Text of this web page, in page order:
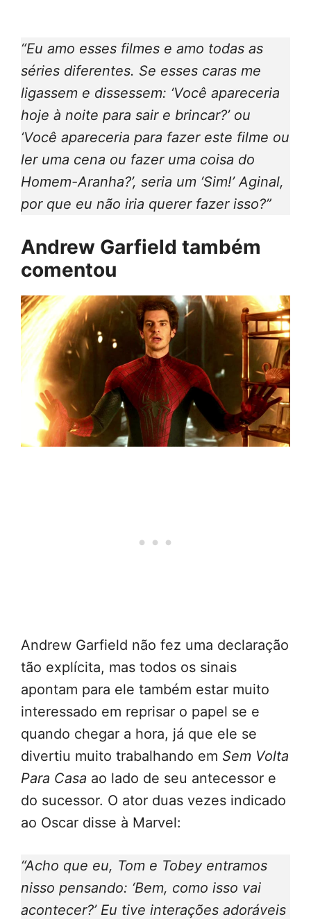
“Eu amo esses filmes e amo todas as
séries diferentes. Se esses caras me
ligassem e dissessem: ‘Você apareceria
hoje à noite para sair e brincar?’ ou
‘Você apareceria para fazer este filme ou
ler uma cena ou fazer uma coisa do
Homem-Aranha?’, seria um ‘Sim!’ Aginal,
por que eu não iria querer fazer isso?”
Andrew Garfield também
comentou
Andrew Garfield não fez uma declaração
tão explícita, mas todos os sinais
apontam para ele também estar muito
interessado em reprisar o papel se e
quando chegar a hora, já que ele se
divertiu muito trabalhando em Sem Volta
Para Casa ao lado de seu antecessor e
do sucessor. O ator duas vezes indicado
ao Oscar disse à Marvel:
“Acho que eu, Tom e Tobey entramos
nisso pensando: ‘Bem, como isso vai
acontecer?’ Eu tive interações adoráveis ​​